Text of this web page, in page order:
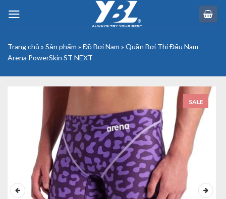
Trang chủ » Sản phẩm » Đồ Bơi Nam » Quần Bơi Thi Đấu Nam
Arena PowerSkin ST NEXT
SALE